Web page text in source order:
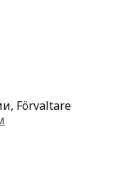
Förvaltare